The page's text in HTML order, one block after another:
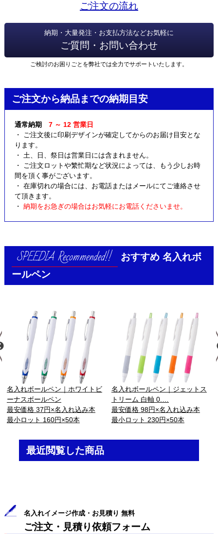
ご注文の流れ
納期・大量発注・お支払方法などお気軽に
ご質問・お問い合わせ
ご検討のお困りごとを弊社では全力でサポートいたします。
ご注文から納品までの納期目安
通常納期 7 ～ 12 営業日
・ ご注文後に印刷デザインが確定してからのお届け目安とな
ります。
・ 土、日、祭日は営業日には含まれません。
・ ご注文ロットや繁忙期など状況によっては、もう少しお時
間を頂く事がございます。
・ 在庫切れの場合には、お電話またはメールにてご連絡させ
て頂きます。
・ 納期をお急ぎの場合はお気軽にお電話くださいませ。
おすすめ 名入れボ
ールペン
名入れボールペン｜ホワイトビ
ーナスボールペン
最安価格 37円×名入れ込み本
最小ロット 160円×50本
名入れボールペン｜ジェットス
トリーム 白軸 0.…
最安価格 98円×名入れ込み本
最小ロット 230円×50本
最近閲覧した商品
名入れイメージ作成・お見積り 無料
ご注文・見積り依頼フォーム